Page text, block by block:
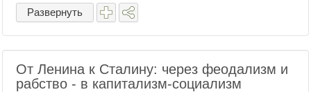
Развернуть
От Ленина к Сталину: через феодализм и
рабство - в капитализм-социализм